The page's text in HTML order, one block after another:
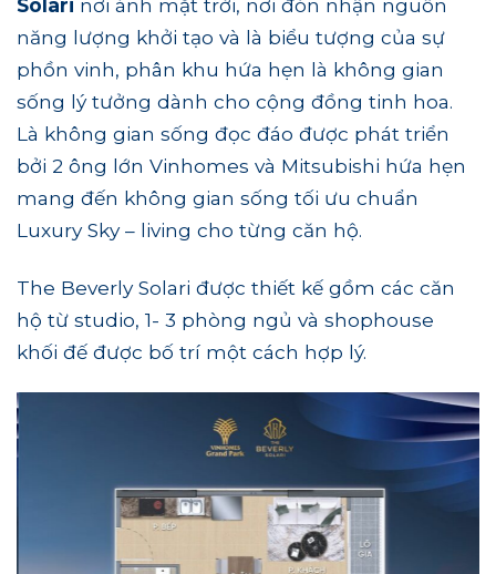
Solari nơi ánh mặt trời, nơi đón nhận nguồn
năng lượng khởi tạo và là biểu tượng của sự
phồn vinh, phân khu hứa hẹn là không gian
sống lý tưởng dành cho cộng đồng tinh hoa.
Là không gian sống đọc đáo được phát triển
bởi 2 ông lớn Vinhomes và Mitsubishi hứa hẹn
mang đến không gian sống tối ưu chuẩn
Luxury Sky – living cho từng căn hộ.
The Beverly Solari được thiết kế gồm các căn
hộ từ studio, 1- 3 phòng ngủ và shophouse
khối đế được bố trí một cách hợp lý.